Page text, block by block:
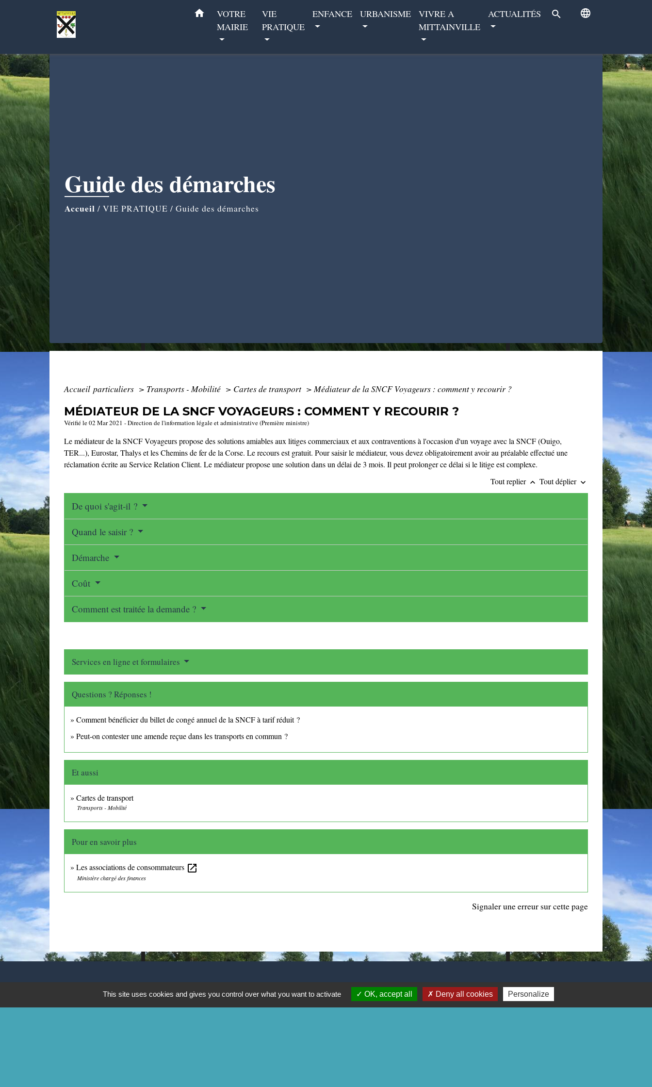
home
VOTRE
MAIRIE
VIE
PRATIQUE
ENFANCE URBANISME
VIVRE A
MITTAINVILLE
ACTUALITÉS search language
Guide des démarches
Accueil / VIE PRATIQUE / Guide des démarches
Accueil particuliers > Transports - Mobilité > Cartes de transport > Médiateur de la SNCF Voyageurs : comment y recourir ?
MÉDIATEUR DE LA SNCF VOYAGEURS : COMMENT Y RECOURIR ?
Vérifié le 02 Mar 2021 - Direction de l'information légale et administrative (Première ministre)
Le médiateur de la SNCF Voyageurs propose des solutions amiables aux litiges commerciaux et aux contraventions à l'occasion d'un voyage avec la SNCF (Ouigo,
TER...), Eurostar, Thalys et les Chemins de fer de la Corse. Le recours est gratuit. Pour saisir le médiateur, vous devez obligatoirement avoir au préalable effectué une
réclamation écrite au Service Relation Client. Le médiateur propose une solution dans un délai de 3 mois. Il peut prolonger ce délai si le litige est complexe.
Tout replier keyboard_arrow_up Tout déplier keyboard_arrow_down
De quoi s'agit-il ?
Quand le saisir ?
Démarche
Coût
Comment est traitée la demande ?
Services en ligne et formulaires
Questions ? Réponses !
Comment bénéficier du billet de congé annuel de la SNCF à tarif réduit ?
Peut-on contester une amende reçue dans les transports en commun ?
Et aussi
Cartes de transport
Transports - Mobilité
Pour en savoir plus
Les associations de consommateurs open_in_new
Ministère chargé des finances
Signaler une erreur sur cette page
CONTACTS
This site uses cookies and gives you control over what you want to activate OK, accept all Deny all cookies Personalize